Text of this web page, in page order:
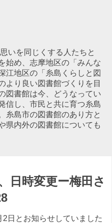
いを同じくする人たちと
始め、志摩地区の「みんな
江地区の「糸島くらしと図
より良い図書館づくりを目
図書館は今、どうなってい
信し、市民と共に育つ糸島
糸島市の図書館のあり方と
県内外の図書館についても
時変更ー梅田さ
日とお知らせしていました